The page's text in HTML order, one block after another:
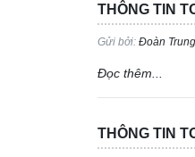
THÔNG TIN
Gửi bởi:Đoàn
Đọc thêm...
THÔNG TIN